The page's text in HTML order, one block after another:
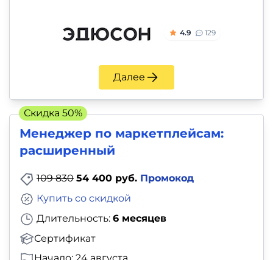
4.9 129
Далее
Менеджер по маркетплейсам:
расширенный
109 830 54 400 руб. Промокод
Длительность: 6 месяцев
Сертификат
Купить со скидкой
Скидка 50%